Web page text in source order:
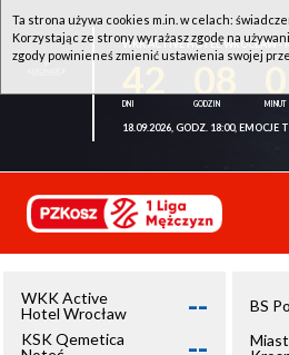
WKK ACTIVE HOTEL WROCŁAW -
18.09.2026, GODZ. 18:00, EMOCJE
WKK Active
Hotel Wrocław
--
KSK Qemetica
BS
Ta strona używa cookies m.in. w celach:
Korzystając ze strony wyrażasz zgodę na
zgody powinieneś zmienić ustawienia swojej